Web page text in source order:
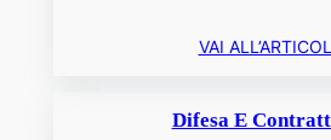
VAI
Difesa E